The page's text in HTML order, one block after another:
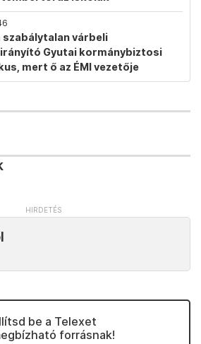
szabálytalan várbeli
Gyutai kormánybiztosi
mert ő az ÉMI vezetője
be a Telexet
forrásnak!